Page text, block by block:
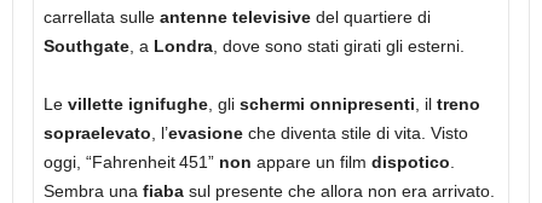
carrellata sulle antenne televisive del quartiere di
Southgate , a Londra , dove sono stati girati gli esterni.
Le villette ignifughe , gli schermi onnipresenti , il treno
sopraelevato , l’evasione che diventa stile di vita. Visto
oggi, “Fahrenheit 451” non appare un film dispotico
Sembra una fiaba sul presente che allora non era arrivato.